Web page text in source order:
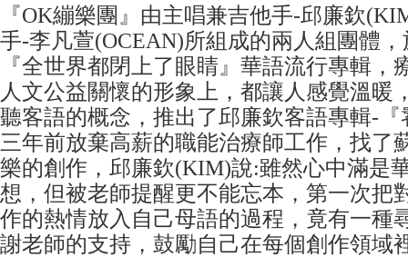
『OK繃樂團』由主唱兼吉他手-邱廉欽
手-李凡萱(OCEAN)所組成的兩人組團體，
『全世界都閉上了眼睛』華語流行專輯，
人文公益關懷的形象上，都讓人感覺溫暖
聽客語的概念，推出了邱廉欽客語專輯-
三年前放棄高薪的職能治療師工作，找了
樂的創作，邱廉欽(KIM)說:雖然心中滿是
想，但被老師提醒更不能忘本，第一次把
作的熱情放入自己母語的過程，竟有一種
謝老師的支持，鼓勵自己在每個創作領域